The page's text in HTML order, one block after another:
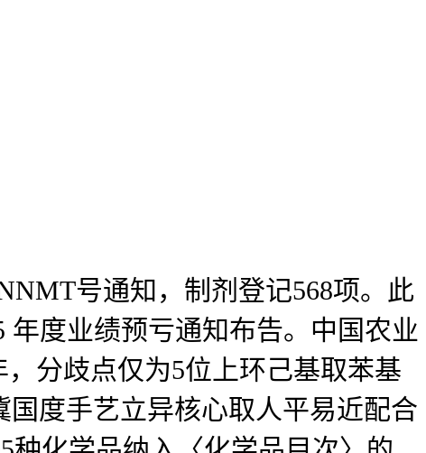
号通知，制剂登记568项。此
度业绩预亏通知布告。中国农业
分歧点仅为5位上环己基取苯基
度手艺立异核心取人平易近配合